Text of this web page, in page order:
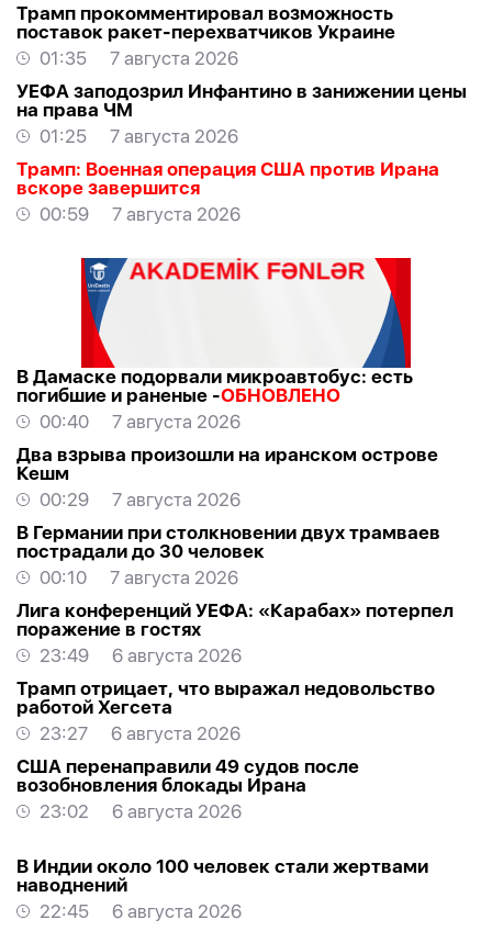
Трамп прокомментировал возможность
поставок ракет-перехватчиков Украине
01:35
7 августа 2026
УЕФА заподозрил Инфантино в занижении цены
на права ЧМ
01:25
7 августа 2026
Трамп: Военная операция США против Ирана
вскоре завершится
00:59
7 августа 2026
В Дамаске подорвали микроавтобус: есть
погибшие и раненые -ОБНОВЛЕНО
00:40
7 августа 2026
Два взрыва произошли на иранском острове
Кешм
00:29
7 августа 2026
В Германии при столкновении двух трамваев
пострадали до 30 человек
00:10
7 августа 2026
Лига конференций УЕФА: «Карабах» потерпел
поражение в гостях
23:49
6 августа 2026
Трамп отрицает, что выражал недовольство
работой Хегсета
23:27
6 августа 2026
США перенаправили 49 судов после
возобновления блокады Ирана
23:02
6 августа 2026
В Индии около 100 человек стали жертвами
наводнений
22:45
6 августа 2026